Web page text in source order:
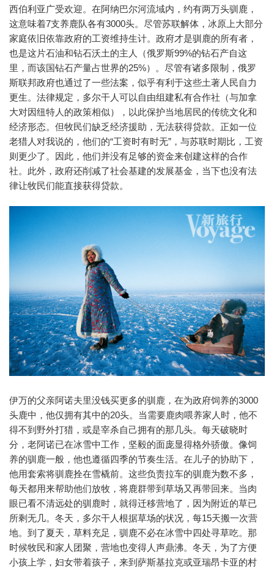
西伯利亚广受欢迎。在阿纳巴尔河流域内，约有两万头驯鹿，
这意味着7支养鹿队各有3000头。尽管苏联解体，冰原上大部分
家庭依旧依靠政府的工资维持生计。政府才是驯鹿的所有者，
也是这片石油和钻石沃土的主人（俄罗斯99%的钻石产自这
里，而该国钻石产量占世界的25%）。尽管有诸多限制，俄罗
斯联邦政府也通过了一些法案，似乎有利于这些土著人民自力
更生。法律规定，多尔干人可以自由组建私有合作社（与加拿
大对因纽特人的政策相似），以此保护当地居民的传统文化和
经济形态。但牧民们缺乏经济援助，无法获得贷款。正如一位
老猎人对我说的，他们的“工资时有时无”，与苏联时期比，工资
则更少了。因此，他们并没有足够的资金来创建这样的合作
社。此外，政府还削减了社会基建的发展基金，当下也没有法
律让牧民们能直接获得贷款。
伊万的父亲阿诺夫里没钱买更多的驯鹿，在为政府饲养的3000
头鹿中，他仅拥有其中的20头。当需要鹿肉喂养家人时，他不
得不到野外打猎，或是宰杀自己拥有的那几头。每天破晓时
分，老阿诺已在冰雪中工作，坚毅的面庞显得格外骄傲。像饲
养的驯鹿一般，他也遵循四季的节奏生活。在儿子的协助下，
他用套索将驯鹿拴在雪橇前。这些负责拉车的驯鹿为数不多，
每天都用来帮助他们放牧，将鹿群带到草场又再带回来。当肉
眼已看不清远处的驯鹿时，就得迁移营地了，因为附近的草已
所剩无几。冬天，多尔干人根据草场的状况，每15天搬一次营
地。到了夏天，草料充足，驯鹿不必在冰雪中四处寻草吃。那
时候牧民和家人团聚，营地也变得人声鼎沸。冬天，为了方便
小孩上学，妇女带着孩子，来到萨斯基拉克或亚瑞昂卡亚的村